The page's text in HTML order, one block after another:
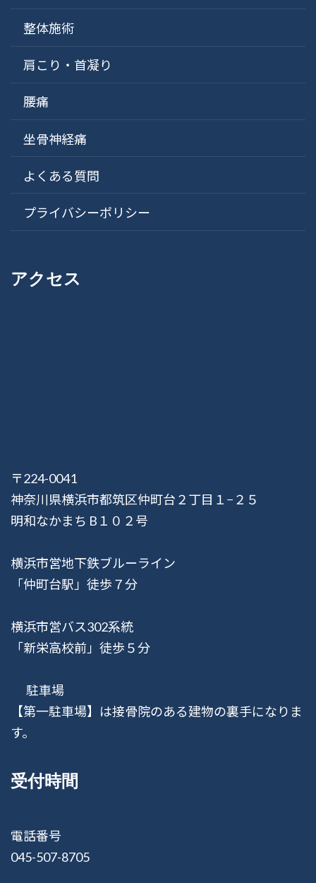
整体施術
肩こり・首凝り
腰痛
坐骨神経痛
よくある質問
プライバシーポリシー
アクセス
〒224-0041
神奈川県横浜市都筑区仲町台２丁目１−２５
明和なかまち B１０２号
横浜市営地下鉄ブルーライン
「仲町台駅」徒歩７分
横浜市営バス302系統
「新栄高校前」徒歩５分
駐車場
【第一駐車場】は接骨院のある建物の裏手になりま
す。
受付時間
電話番号
045-507-8705